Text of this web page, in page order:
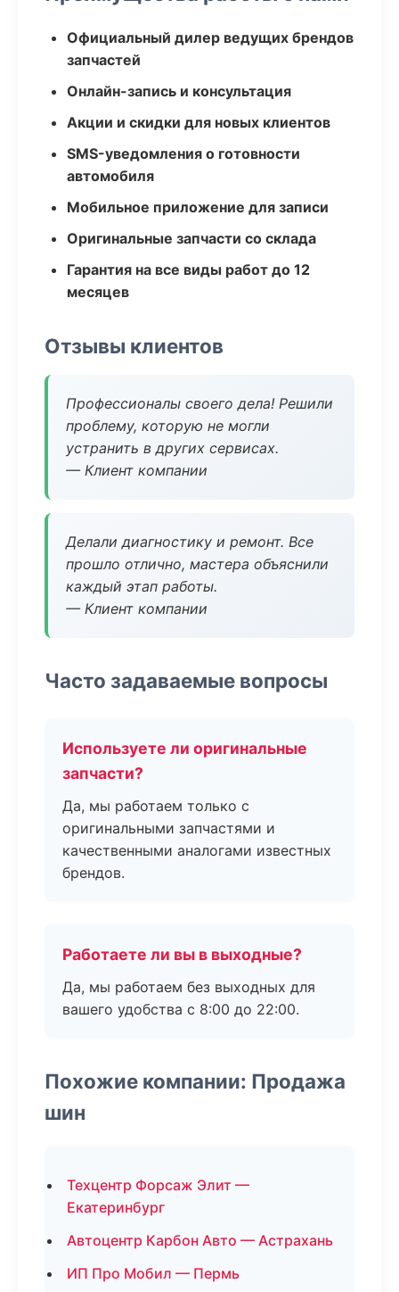
Официальный дилер ведущих брендов
запчастей
Онлайн-запись и консультация
Акции и скидки для новых клиентов
SMS-уведомления о готовности
автомобиля
Мобильное приложение для записи
Оригинальные запчасти со склада
Гарантия на все виды работ до 12
месяцев
Отзывы клиентов
Профессионалы своего дела! Решили
проблему, которую не могли
устранить в других сервисах.
— Клиент компании
Делали диагностику и ремонт. Все
прошло отлично, мастера объяснили
каждый этап работы.
— Клиент компании
Часто задаваемые вопросы
Используете ли оригинальные
запчасти?
Да, мы работаем только с
оригинальными запчастями и
качественными аналогами известных
брендов.
Работаете ли вы в выходные?
Да, мы работаем без выходных для
вашего удобства с 8:00 до 22:00.
Похожие компании: Продажа
шин
Техцентр Форсаж Элит —
Екатеринбург
Автоцентр Карбон Авто — Астрахань
ИП Про Мобил — Пермь